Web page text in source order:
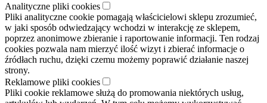
Analityczne pliki cookies
Pliki analityczne cookie pomagają właścicielowi sklepu zrozumieć,
w jaki sposób odwiedzający wchodzi w interakcję ze sklepem,
poprzez anonimowe zbieranie i raportowanie informacji. Ten rodzaj
cookies pozwala nam mierzyć ilość wizyt i zbierać informacje o
źródłach ruchu, dzięki czemu możemy poprawić działanie naszej
strony.
Reklamowe pliki cookies
Pliki cookie reklamowe służą do promowania niektórych usług,